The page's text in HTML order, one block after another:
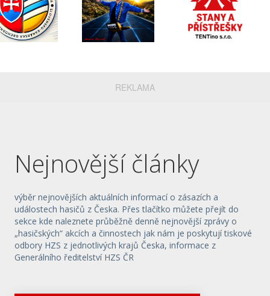
REKLAMA
Nejnovější články
výběr nejnovějších aktuálních informací o zásazích a
událostech hasičů z Česka. Přes tlačítko můžete přejít do
sekce kde naleznete průběžně denně nejnovější zprávy o
„hasičských“ akcích a činnostech jak nám je poskytují tiskové
odbory HZS z jednotlivých krajů Česka, informace z
Generálního ředitelství HZS ČR